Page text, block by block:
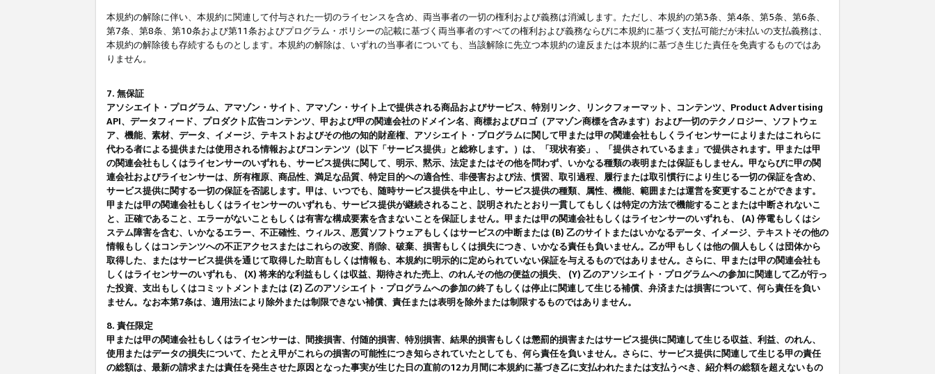
本規約の解除に伴い、本規約に関連して付与された一切のライセンスを含め、両当事者の一切の権利および義務は消滅します。ただし、本規約の第3条、第4条、第5条、第6条、
第7条、第8条、第10条および第11条およびプログラム・ポリシーの記載に基づく両当事者のすべての権利および義務ならびに本規約に基づく支払可能だが未払いの支払義務は、
本規約の解除後も存続するものとします。本規約の解除は、いずれの当事者についても、当該解除に先立つ本規約の違反または本規約に基づき生じた責任を免責するものではあ
りません。
7. 無保証
アソシエイト・プログラム、アマゾン・サイト、アマゾン・サイト上で提供される商品およびサービス、特別リンク、リンクフォーマット、コンテンツ、Product Advertising
API、データフィード、プロダクト広告コンテンツ、甲および甲の関連会社のドメイン名、商標およびロゴ（アマゾン商標を含みます）および一切のテクノロジー、ソフトウェ
ア、機能、素材、データ、イメージ、テキストおよびその他の知的財産権、アソシエイト・プログラムに関して甲または甲の関連会社もしくライセンサーによりまたはこれらに
代わる者による提供または使用される情報およびコンテンツ（以下「サービス提供」と総称します。）は、「現状有姿」、「提供されているまま」で提供されます。甲または甲
の関連会社もしくはライセンサーのいずれも、サービス提供に関して、明示、黙示、法定またはその他を問わず、いかなる種類の表明または保証もしません。甲ならびに甲の関
連会社およびライセンサーは、所有権原、商品性、満足な品質、特定目的への適合性、非侵害および法、慣習、取引過程、履行または取引慣行により生じる一切の保証を含め、
サービス提供に関する一切の保証を否認します。甲は、いつでも、随時サービス提供を中止し、サービス提供の種類、属性、機能、範囲または運営を変更することができます。
甲または甲の関連会社もしくはライセンサーのいずれも、サービス提供が継続されること、説明されたとおり一貫してもしくは特定の方法で機能することまたは中断されないこ
と、正確であること、エラーがないこともしくは有害な構成要素を含まないことを保証しません。甲または甲の関連会社もしくはライセンサーのいずれも、 (A) 停電もしくはシ
ステム障害を含む、いかなるエラー、不正確性、ウィルス、悪質ソフトウェアもしくはサービスの中断または (B) 乙のサイトまたはいかなるデータ、イメージ、テキストその他の
情報もしくはコンテンツへの不正アクセスまたはこれらの改変、削除、破棄、損害もしくは損失につき、いかなる責任も負いません。乙が甲もしくは他の個人もしくは団体から
取得した、またはサービス提供を通じて取得した助言もしくは情報も、本規約に明示的に定められていない保証を与えるものではありません。さらに、甲または甲の関連会社も
しくはライセンサーのいずれも、 (X) 将来的な利益もしくは収益、期待された売上、のれんその他の便益の損失、 (Y) 乙のアソシエイト・プログラムへの参加に関連して乙が行っ
た投資、支出もしくはコミットメントまたは (Z) 乙のアソシエイト・プログラムへの参加の終了もしくは停止に関連して生じる補償、弁済または損害について、何ら責任を負い
ません。なお本第7条は、適用法により除外または制限できない補償、責任または表明を除外または制限するものではありません。
8. 責任限定
甲または甲の関連会社もしくはライセンサーは、間接損害、付随的損害、特別損害、結果的損害もしくは懲罰的損害またはサービス提供に関連して生じる収益、利益、のれん、
使用またはデータの損失について、たとえ甲がこれらの損害の可能性につき知らされていたとしても、何ら責任を負いません。さらに、サービス提供に関連して生じる甲の責任
の総額は、最新の請求または責任を発生させた原因となった事実が生じた日の直前の12カ月間に本規約に基づき乙に支払われたまたは支払うべき、紹介料の総額を超えないもの